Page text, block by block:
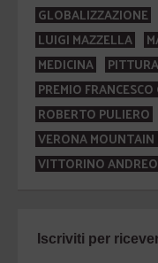
GLOBALIZZAZIONE
LUIGI MAZZELLA
MEDICINA
PITTURA
PREMIO
ROBERTO PULIERO
VERONA MOUNTAIN
VITTORINO
Iscriviti per